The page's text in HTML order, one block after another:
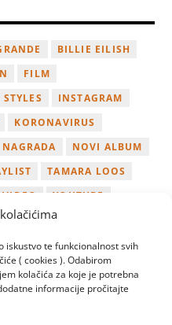
iskustvo te funkcionalnost svih
( cookies ). Odabirom
kolačića za koje je potrebna
informacije pročitajte
BILLIE EILISH
FILM
INSTAGRAM
KORONAVIRUS
NAGRADA
NOVI ALBUM
TAMARA LOOS
VIDEO
YOUTUBE